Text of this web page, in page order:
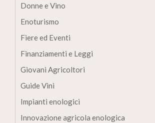
Donne e Vino
Enoturismo
Fiere ed Eventi
Finanziamenti e Leggi
Giovani Agricoltori
Guide Vini
Impianti enologici
Innovazione agricola enologica